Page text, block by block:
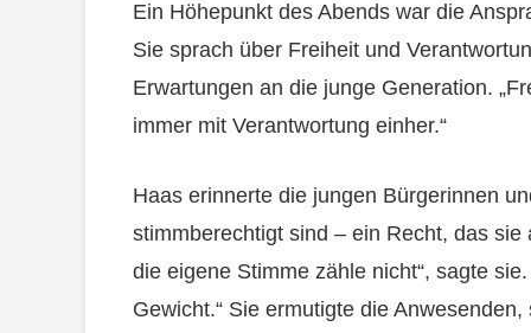
Ein Höhepunkt des Abends war die
Sie sprach über Freiheit und
Erwartungen an die junge Generation.
immer mit Verantwortung einher.“
Haas erinnerte die jungen Bürgerinnen
stimmberechtigt sind – ein Recht, das
die eigene Stimme zähle nicht“, sagte
Gewicht.“ Sie ermutigte die